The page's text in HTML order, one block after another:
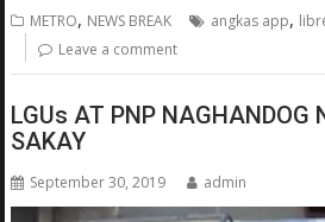
METRO, NEWS BREAK angkas app,
Leave a comment
LGUs AT PNP NAGHANDOG
SAKAY
September 30, 2019 admin